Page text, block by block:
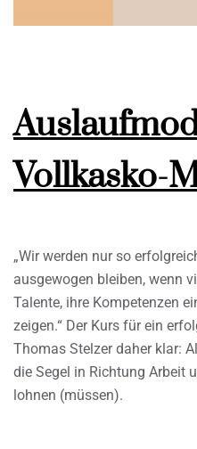
Vollkasko-
„Wir werden nur so
ausgewogen bleiben, wenn
Talente, ihre Kompetenzen
zeigen.“ Der Kurs für ein
Thomas Stelzer daher klar:
die Segel in Richtung Arbeit
lohnen (müssen).